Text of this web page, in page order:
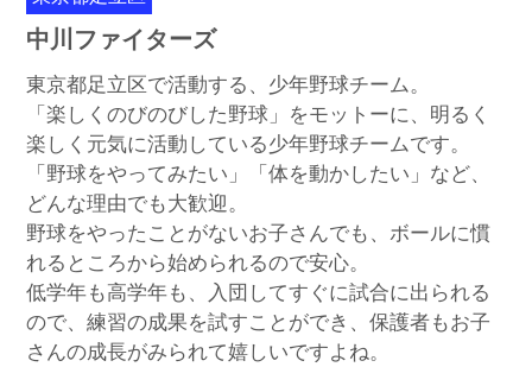
中川ファイターズ
東京都足立区で活動する、少年野球チーム。
「楽しくのびのびした野球」をモットーに、明るく
楽しく元気に活動している少年野球チームです。
「野球をやってみたい」「体を動かしたい」など、
どんな理由でも大歓迎。
野球をやったことがないお子さんでも、ボールに慣
れるところから始められるので安心。
低学年も高学年も、入団してすぐに試合に出られる
ので、練習の成果を試すことができ、保護者もお子
さんの成長がみられて嬉しいですよね。